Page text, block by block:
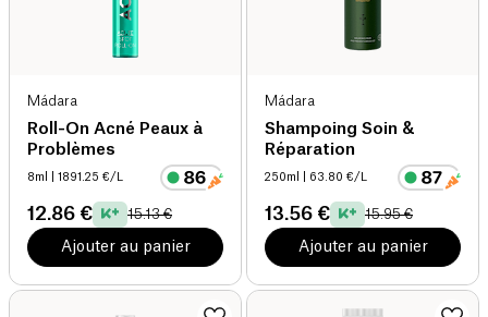
Mádara
Roll-On Acné Peaux à
Problèmes
8ml | 1891.25 €/L
12.86 € 15.13 €
Ajouter au panier
Mádara
Shampoing Soin &
Réparation
250ml | 63.80 €/L
13.56 € 15.95 €
Ajouter au panier